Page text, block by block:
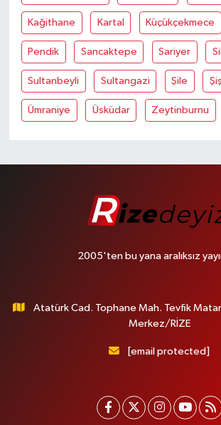
Kağithane Kartal Küçükçekmece
Pendik Sancaktepe Sariyer
Sultanbeyli Sultangazi Şile
Ümraniye Üsküdar Zeytinburnu
2005'ten bu yana aralıksız
Atatürk Cad. Tophane Mah. Tevfik
Merkez/RİZE
[email protected]